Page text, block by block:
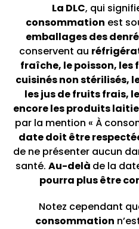
La DLC, qui
consommation est
emballages des
conservent au
fraîche, le poisson, les
cuisinés non stérilisés,
les jus de fruits frais,
encore les produits
par la mention « À
date doit être
de ne présenter aucun
santé. Au-delà de la
pourra plus être
Notez cependant
consommation